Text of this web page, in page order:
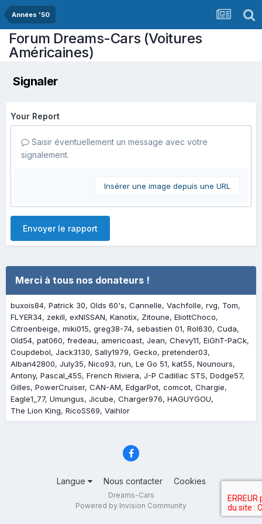
Années '50
Forum Dreams-Cars (Voitures
Américaines)
Signaler
Your Report
Saisir éventuellement un message avec votre
signalement.
Insérer une image depuis une URL
Envoyer le rapport
Merci à tous nos donateurs !
buxois84 Patrick 30 Olds 60's Cannelle Vachfolle rvg
Tom
FLYER34 zekill exNISSAN Kanotix Zitoune EliottChoco
Citroenbeige miki015 greg38-74 sebastien 01 Rol630 Cuda
Old54 pat060 fredeau americoast Jean Chevy11 EiGhT-PaCk
Coupdebol Jack3130 Sally1979 Gecko pretender03
Alban42800 July35 Nico93 run Le Go 51 kat55 Nounours
Antony Pascal_455 French Riviera J-P Cadillac STS Dodge57
Gilles PowerCruiser CAN-AM EdgarPot comcot Chargie
Eagle1_77 Umungus Jicube Charger976 HAGUYGOU
The Lion King RicoSS69 Vaihlor
Langue Nous contacter Cookies
Dreams-Cars
Powered by Invision Community